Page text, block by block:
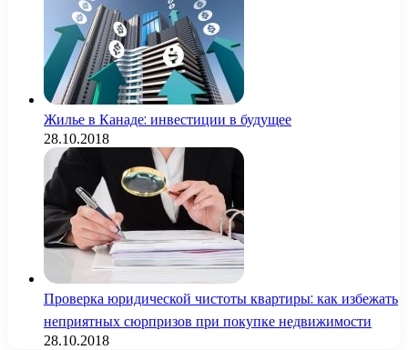
Жилье в Канаде: инвестиции в будущее
28.10.2018
Проверка юридической чистоты квартиры: как избежать
неприятных сюрпризов при покупке недвижимости
28.10.2018